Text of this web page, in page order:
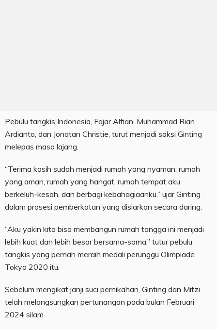
Pebulu tangkis Indonesia, Fajar Alfian, Muhammad Rian
Ardianto, dan Jonatan Christie, turut menjadi saksi Ginting
melepas masa lajang.
“Terima kasih sudah menjadi rumah yang nyaman, rumah
yang aman, rumah yang hangat, rumah tempat aku
berkeluh-kesah, dan berbagi kebahagiaanku,” ujar Ginting
dalam prosesi pemberkatan yang disiarkan secara daring.
“Aku yakin kita bisa membangun rumah tangga ini menjadi
lebih kuat dan lebih besar bersama-sama,” tutur pebulu
tangkis yang pernah meraih medali perunggu Olimpiade
Tokyo 2020 itu.
Sebelum mengikat janji suci pernikahan, Ginting dan Mitzi
telah melangsungkan pertunangan pada bulan Februari
2024 silam.